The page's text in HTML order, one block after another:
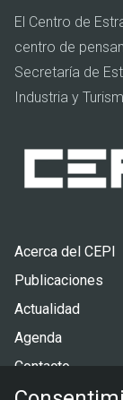
El Centro de
centro de
Secretaría de
Industria y
Pie
de
Acerca del CEPI
Publicaciones
Actualidad
Agenda
Contacto